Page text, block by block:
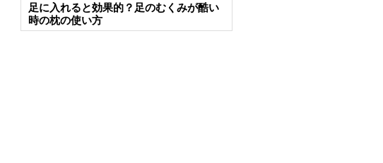
足に入れると効果的？足のむくみが酷い
時の枕の使い方